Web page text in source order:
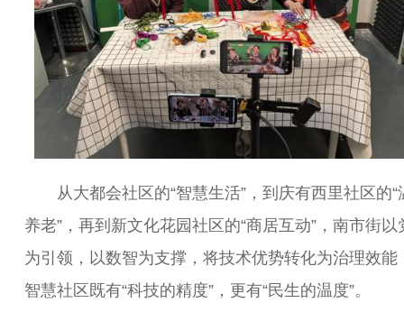
从大都会社区的“智慧生活”，到庆有西里社区的“
养老”，再到新文化花园社区的“商居互动”，南市街以
为引领，以数智为支撑，将技术优势转化为治理效能
智慧社区既有“科技的精度”，更有“民生的温度”。